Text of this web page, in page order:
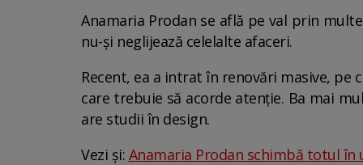
Anamaria Prodan se află pe val prin
nu-și neglijează celelalte afaceri.
Recent, ea a intrat în renovări masive,
care trebuie să acorde atenție. Ba mai
are studii în design.
Vezi și: Anamaria Prodan schimbă totul în